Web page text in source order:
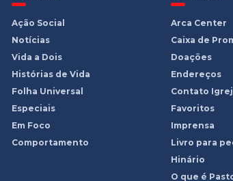
Ação Social
Notícias
Vida a Dois
Histórias de Vida
Folha Universal
Especiais
Em Foco
Comportamento
Arca Center
Caixa de
Doações
Endereços
Contato
Favoritos
Imprensa
Livro para
Hinário
O que é